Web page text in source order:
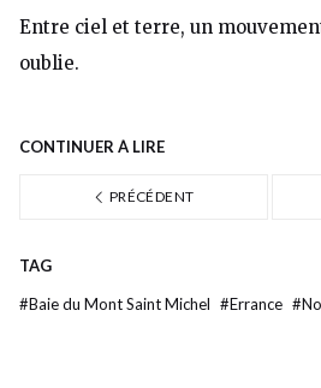
Entre ciel et terre, un
oublie.
CONTINUER À LIRE
PRÉCÉDENT
TAG
#Baie du Mont Saint Michel #Errance #